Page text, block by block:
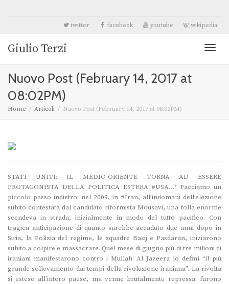
twitter facebook youtube wikipedia
Giulio Terzi
Nuovo Post (February 14, 2017 at
08:02PM)
Home Articoli Nuovo Post (February 14, 2017 at 08:02PM)
STATI UNITI: IL MEDIO-ORIENTE TORNA AD ESSERE
PROTAGONISTA DELLA POLITICA ESTERA #USA…? Facciamo un
piccolo passo indietro: nel 2009, in #Iran, all’indomani dell’elezione
subito contestata dal candidato riformista Mousavi, una folla enorme
scendeva in strada, inizialmente in modo del tutto pacifico. Con
tragica anticipazione di quanto sarebbe accaduto due anni dopo in
Siria, la Polizia del regime, le squadre Basij e Pasdaran, iniziarono
subito a colpire e massacrare. Quel mese di giugno più di tre milioni di
iraniani manifestarono contro i Mullah: Al Jazeera lo definì “il più
grande sollevamento dai tempi della rivoluzione iraniana”. La rivolta
si estese all’intero paese, ma venne brutalmente repressa: furono